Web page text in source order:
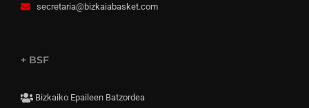
secretaria@bizkaiabasket.com
+ BSF
Bizkaiko Epaileen Batzordea